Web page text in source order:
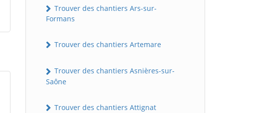
Trouver des chantiers Ars-sur-
Formans
Trouver des chantiers Artemare
Trouver des chantiers Asnières-sur-
Saône
Trouver des chantiers Attignat